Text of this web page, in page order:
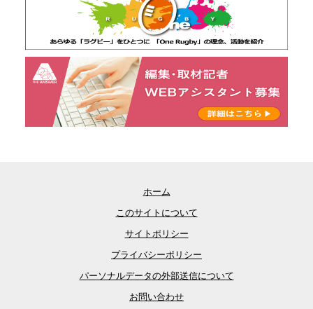
ホーム
このサイトについて
サイトポリシー
プライバシーポリシー
パーソナルデータの外部送信について
お問い合わせ